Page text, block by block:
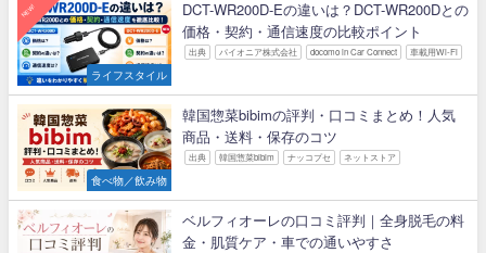
ライフスタイル
NEW!
DCT-WR200D-Eの違いは？DCT-WR200Dとの
価格・契約・通信速度の比較ポイント
出典 パイオニア株式会社 docomo in Car Connect 車載用Wi-Fi
食べ物／飲み物
韓国惣菜bibimの評判・口コミまとめ！人気
商品・送料・保存のコツ
出典 韓国惣菜bibim ナッコプセ ネットストア
ベルフィオーレの口コミ評判｜全身脱毛の料
金・肌質ケア・車での通いやすさ